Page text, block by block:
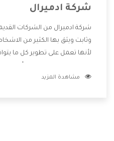
شركة ادميرال
شركة ادميرال من الشركات
وثابت ويثق بها الكثير من
لأنها تعمل على تطوير كل ما
وتقدم للعملاء أقوى العروض
مشاهدة المزيد